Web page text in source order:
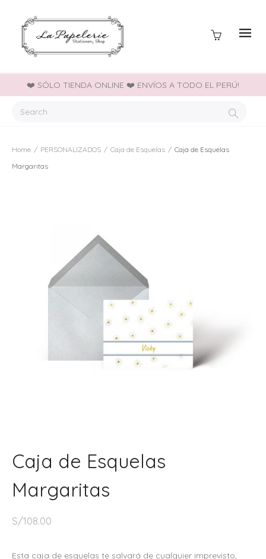
❤️ SÓLO TIENDA ONLINE ❤️ ENVÍOS A TODO EL PERÚ!
Home / PERSONALIZADOS / Caja de Esquelas / Caja de Esquelas
Margaritas
Caja de Esquelas
Margaritas
S/108.00
Esta caja de esquelas te salvará de cualquier imprevisto,